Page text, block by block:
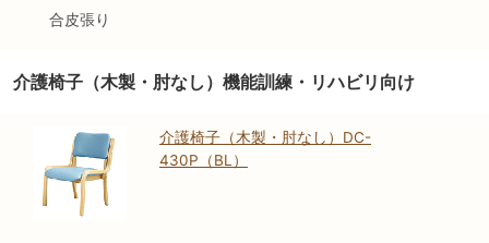
合皮張り
介護椅子（木製・肘なし）機能訓練・リハビリ向け
介護椅子（木製・肘なし）DC-
430P（BL）